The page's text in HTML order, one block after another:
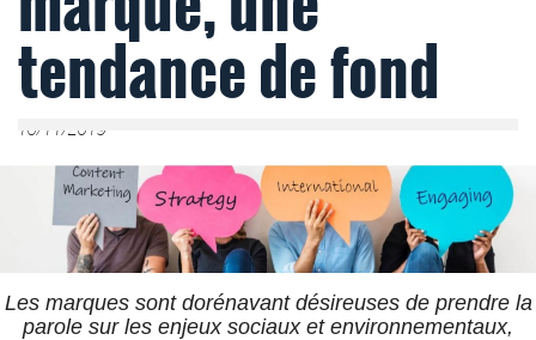
tendance de fond
16/11/2019
Les marques sont dorénavant désireuses de prendre la
parole sur les enjeux sociaux et environnementaux,